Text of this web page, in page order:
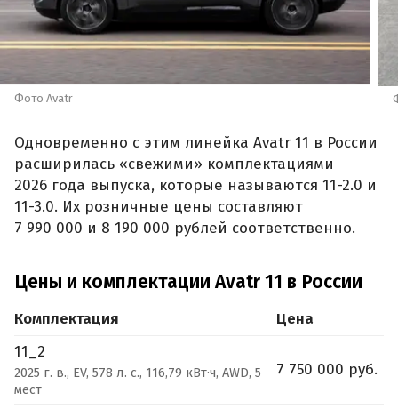
Фото Avatr
Одновременно с этим линейка Avatr 11 в России
расширилась «свежими» комплектациями
2026 года выпуска, которые называются 11-2.0 и
11-3.0. Их розничные цены составляют
7 990 000 и 8 190 000 рублей соответственно.
Цены и комплектации Avatr 11 в России
Комплектация
Цена
11_2
2025 г. в., EV, 578 л. с., 116,79 кВт·ч, AWD, 5
мест
7 750 000 руб.